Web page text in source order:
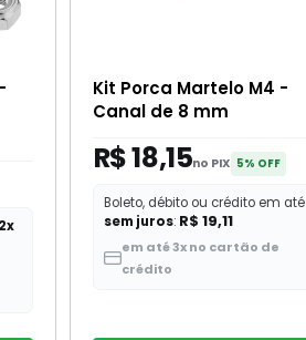
2x
Kit Porca Martelo M4 -
Canal de 8 mm
R$ 18,15no PIX 5% OFF
Boleto, débito ou crédito em até
sem juros: R$ 19,11
em até 3x no cartão de
crédito